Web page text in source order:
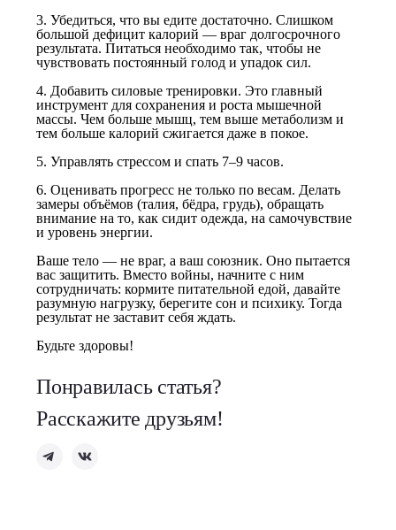
3. Убедиться, что вы едите достаточно. Слишком
большой дефицит калорий — враг долгосрочного
результата. Питаться необходимо так, чтобы не
чувствовать постоянный голод и упадок сил.
4. Добавить силовые тренировки. Это главный
инструмент для сохранения и роста мышечной
массы. Чем больше мышц, тем выше метаболизм и
тем больше калорий сжигается даже в покое.
5. Управлять стрессом и спать 7–9 часов.
6. Оценивать прогресс не только по весам. Делать
замеры объёмов (талия, бёдра, грудь), обращать
внимание на то, как сидит одежда, на самочувствие
и уровень энергии.
Ваше тело — не враг, а ваш союзник. Оно пытается
вас защитить. Вместо войны, начните с ним
сотрудничать: кормите питательной едой, давайте
разумную нагрузку, берегите сон и психику. Тогда
результат не заставит себя ждать.
Будьте здоровы!
Понравилась статья?
Расскажите друзьям!